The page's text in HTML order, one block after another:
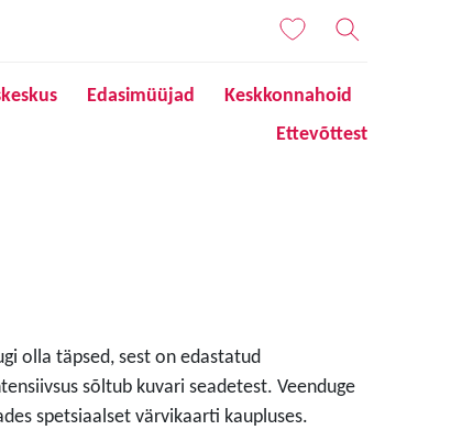
Edasimüüjad
Keskkonnahoid
Ettevõttest
olla täpsed, sest on edastatud
sõltub kuvari seadetest. Veenduge
spetsiaalset värvikaarti kaupluses.